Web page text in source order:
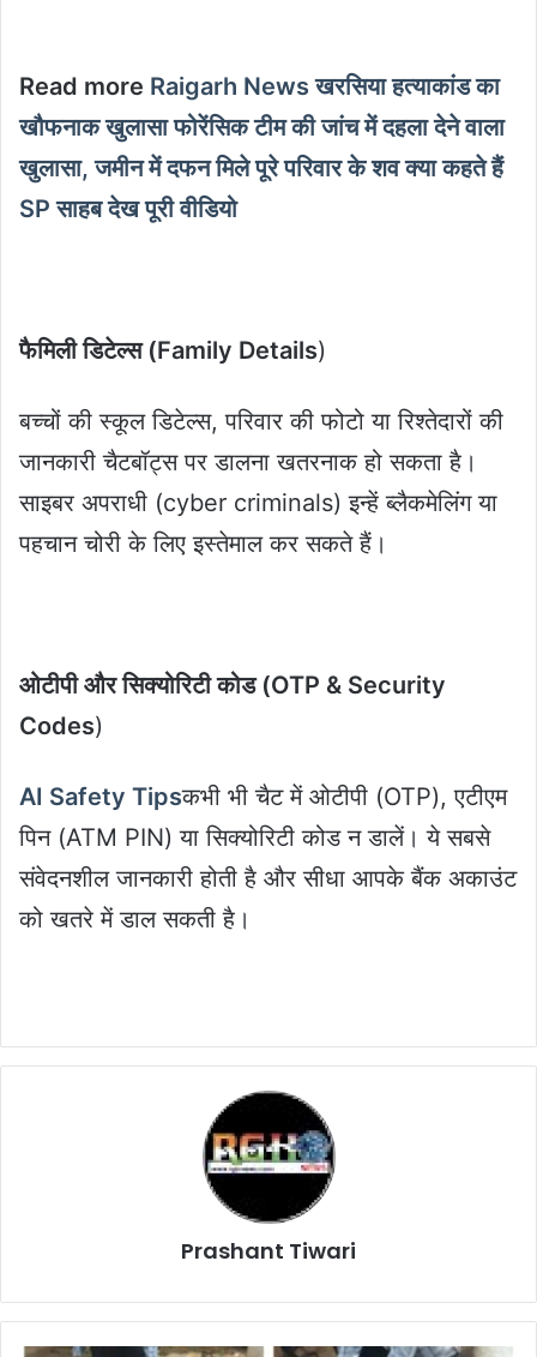
Read more Raigarh News खरसिया हत्याकांड का
खौफनाक खुलासा फोरेंसिक टीम की जांच में दहला देने वाला
खुलासा, जमीन में दफन मिले पूरे परिवार के शव क्या कहते हैं
SP साहब देख पूरी वीडियो
फैमिली डिटेल्स (Family Details)
बच्चों की स्कूल डिटेल्स, परिवार की फोटो या रिश्तेदारों की
जानकारी चैटबॉट्स पर डालना खतरनाक हो सकता है।
साइबर अपराधी (cyber criminals) इन्हें ब्लैकमेलिंग या
पहचान चोरी के लिए इस्तेमाल कर सकते हैं।
ओटीपी और सिक्योरिटी कोड (OTP & Security
Codes)
AI Safety Tipsकभी भी चैट में ओटीपी (OTP), एटीएम
पिन (ATM PIN) या सिक्योरिटी कोड न डालें। ये सबसे
संवेदनशील जानकारी होती है और सीधा आपके बैंक अकाउंट
को खतरे में डाल सकती है।
Prashant Tiwari